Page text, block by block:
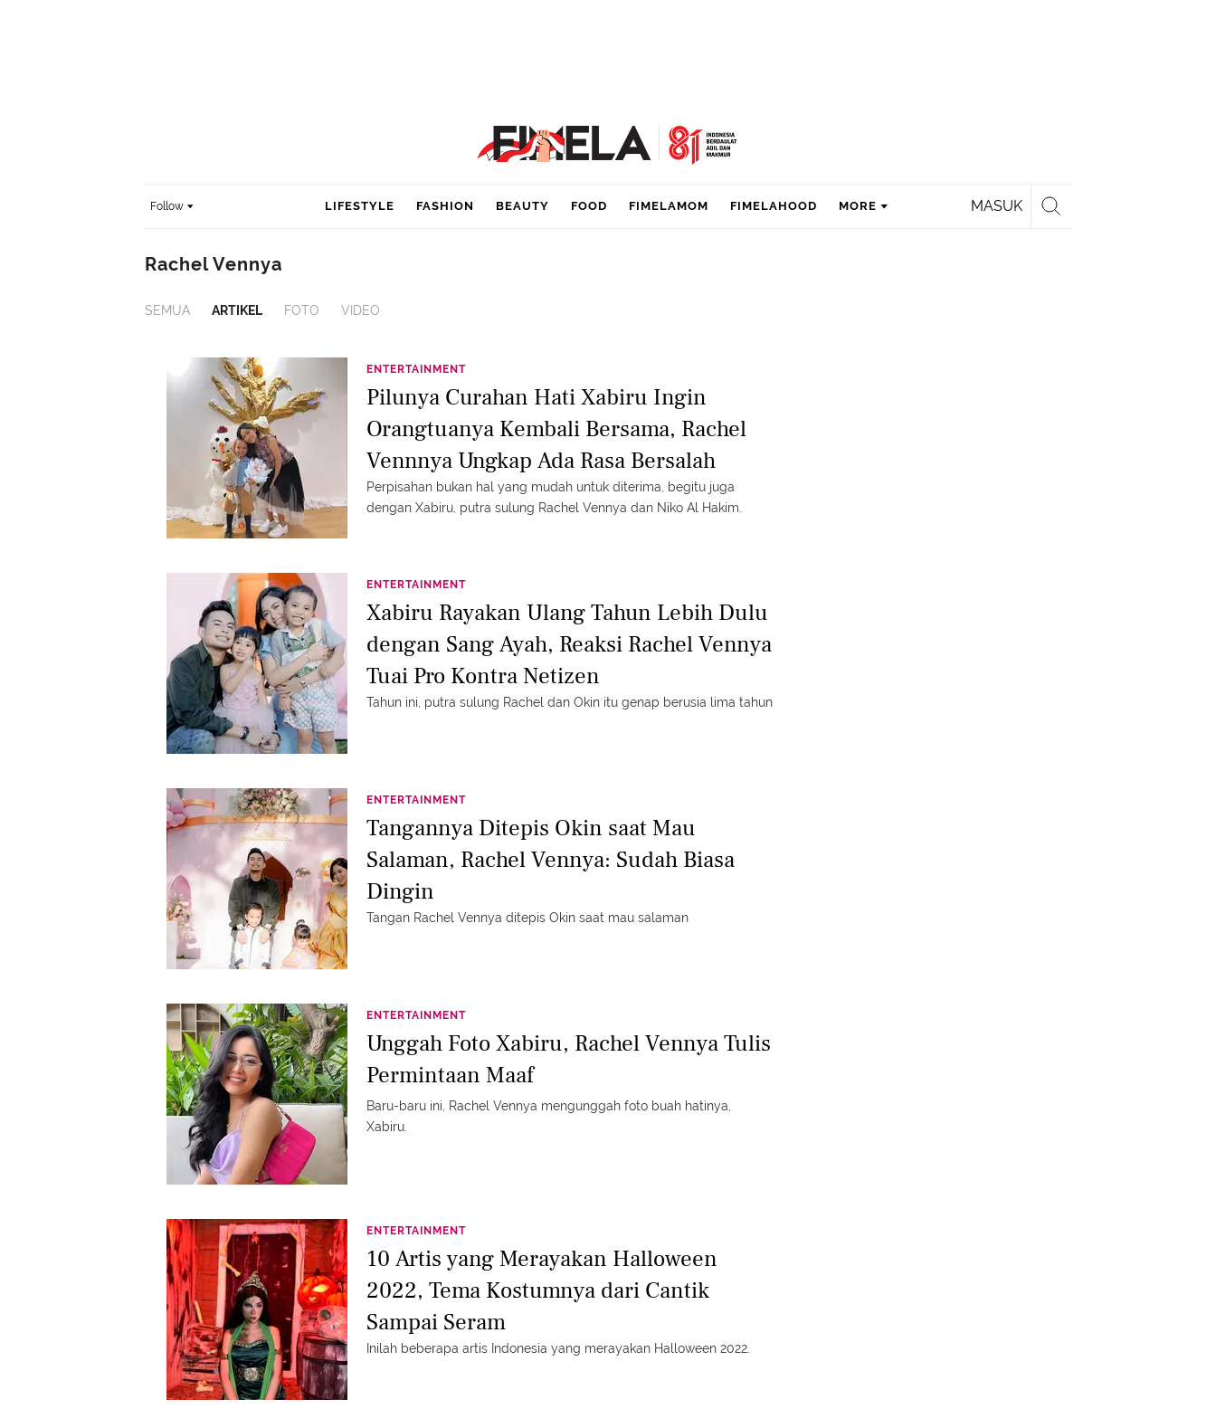
Follow MASUK
LIFESTYLE FASHION BEAUTY FOOD FIMELAMOM FIMELAHOOD MORE
Rachel Vennya
SEMUA ARTIKEL FOTO VIDEO
ENTERTAINMENT
Pilunya Curahan Hati Xabiru Ingin
Orangtuanya Kembali Bersama, Rachel
Vennnya Ungkap Ada Rasa Bersalah
Perpisahan bukan hal yang mudah untuk diterima, begitu juga
dengan Xabiru, putra sulung Rachel Vennya dan Niko Al Hakim.
ENTERTAINMENT
Xabiru Rayakan Ulang Tahun Lebih Dulu
dengan Sang Ayah, Reaksi Rachel Vennya
Tuai Pro Kontra Netizen
Tahun ini, putra sulung Rachel dan Okin itu genap berusia lima tahun
ENTERTAINMENT
Tangannya Ditepis Okin saat Mau
Salaman, Rachel Vennya: Sudah Biasa
Dingin
Tangan Rachel Vennya ditepis Okin saat mau salaman
ENTERTAINMENT
Unggah Foto Xabiru, Rachel Vennya Tulis
Permintaan Maaf
Baru-baru ini, Rachel Vennya mengunggah foto buah hatinya,
Xabiru.
ENTERTAINMENT
10 Artis yang Merayakan Halloween
2022, Tema Kostumnya dari Cantik
Sampai Seram
Inilah beberapa artis Indonesia yang merayakan Halloween 2022.